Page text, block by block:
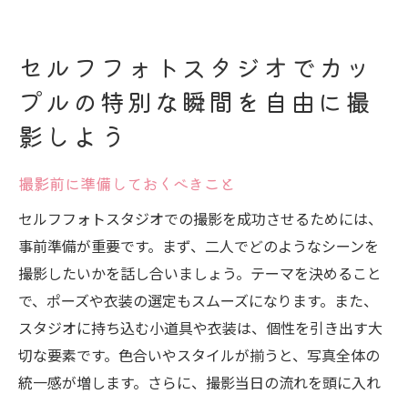
時間を忘れるほど楽しい撮影のヒント
カップル必見セルフフォトスタジオで二人の個
性を表現
スタジオ背景の活用法と演出テクニック
自然な笑顔を引き出すコミュニケーション
術
写真にテーマを持たせるプランニング
二人らしさを表現するポーズ集
ユニークな撮影アイデアでオリジナリティ
を
セルフフォトスタジオでカッ
プルの特別な瞬間を自由に撮
影しよう
撮影前に準備しておくべきこと
セルフフォトスタジオでの撮影を成功させるためには、
事前準備が重要です。まず、二人でどのようなシーンを
撮影したいかを話し合いましょう。テーマを決めること
で、ポーズや衣装の選定もスムーズになります。また、
スタジオに持ち込む小道具や衣装は、個性を引き出す大
切な要素です。色合いやスタイルが揃うと、写真全体の
統一感が増します。さらに、撮影当日の流れを頭に入れ